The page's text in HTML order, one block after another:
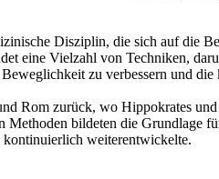
Disziplin, die sich auf die
eine Vielzahl von Techniken,
zu verbessern und
Rom zurück, wo Hippokrates
bildeten die Grundlage
kontinuierlich weiterentwickelte.